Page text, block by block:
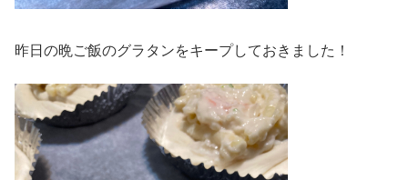
昨日の晩ご飯のグラタンをキープしておきました！